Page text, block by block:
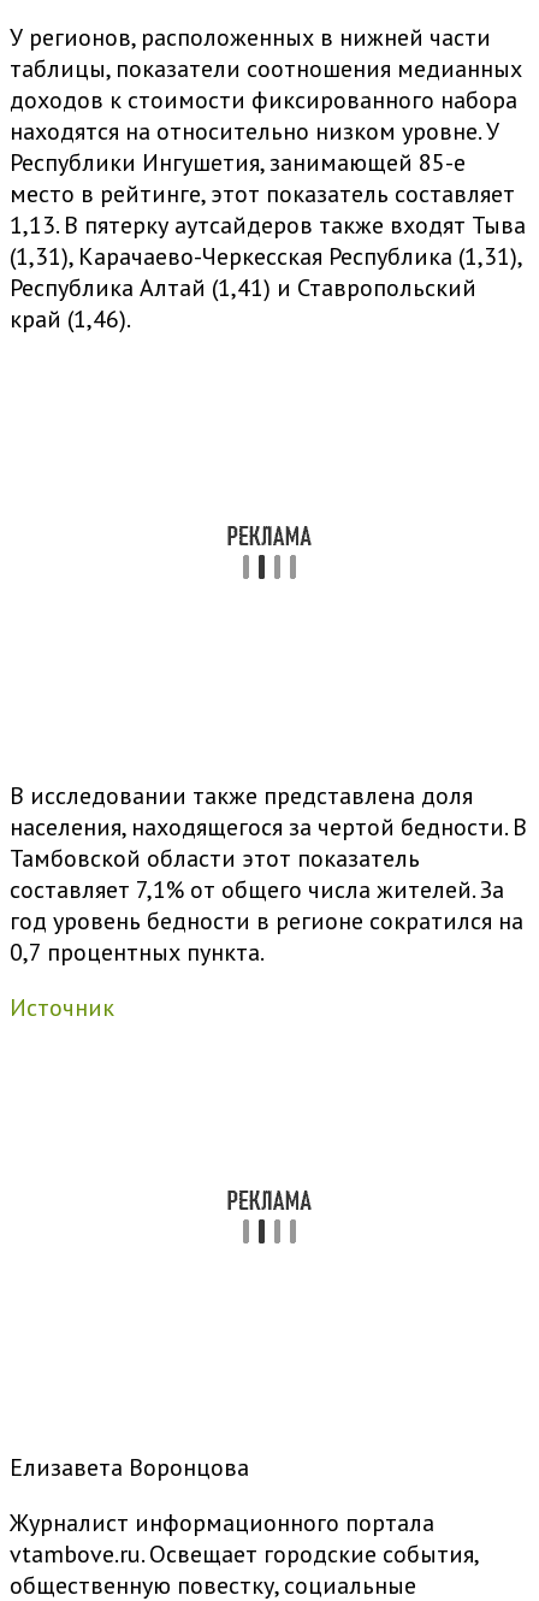
У регионов, расположенных в нижней части
таблицы, показатели соотношения медианных
доходов к стоимости фиксированного набора
находятся на относительно низком уровне. У
Республики Ингушетия, занимающей 85-е
место в рейтинге, этот показатель составляет
1,13. В пятерку аутсайдеров также входят Тыва
(1,31), Карачаево-Черкесская Республика (1,31),
Республика Алтай (1,41) и Ставропольский
край (1,46).
В исследовании также представлена доля
населения, находящегося за чертой бедности. В
Тамбовской области этот показатель
составляет 7,1% от общего числа жителей. За
год уровень бедности в регионе сократился на
0,7 процентных пункта.
Источник
Елизавета Воронцова
Журналист информационного портала
vtambove.ru. Освещает городские события,
общественную повестку, социальные